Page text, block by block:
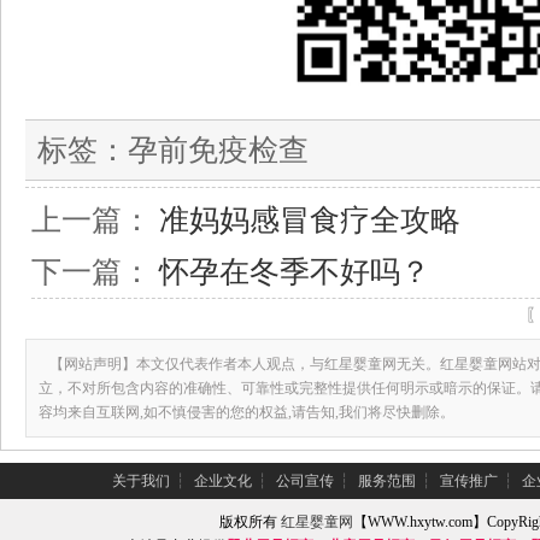
标签： 孕前免疫检查
上一篇： 准妈妈感冒食疗全攻略
下一篇：怀孕在冬季不好吗？
【网站声明】本文仅代表作者本人观点，与红星婴童网无关。红星婴童网站
立，不对所包含内容的准确性、可靠性或完整性提供任何明示或暗示的保证。
容均来自互联网,如不慎侵害的您的权益,请告知,我们将尽快删除。
关于我们 ┆ 企业文化 ┆ 公司宣传 ┆ 服务范围 ┆ 宣传推广 ┆ 企
版权所有红星婴童网
【WWW.hxytw.com】